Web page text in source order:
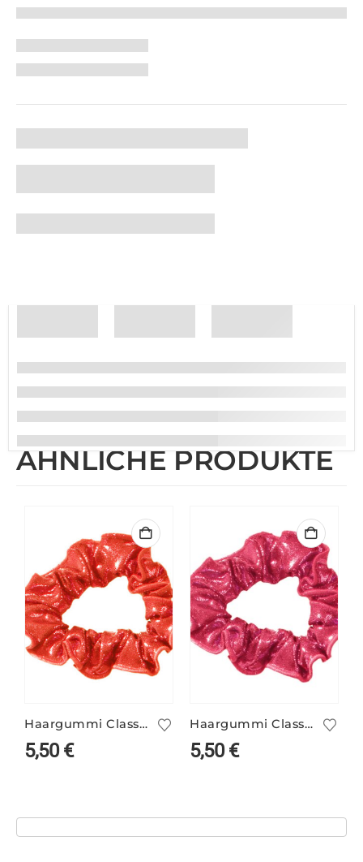
ÄHNLICHE PRODUKTE
Haargummi Classic grapefruit
5,50€
Haargummi Classic lipstick
5,50€